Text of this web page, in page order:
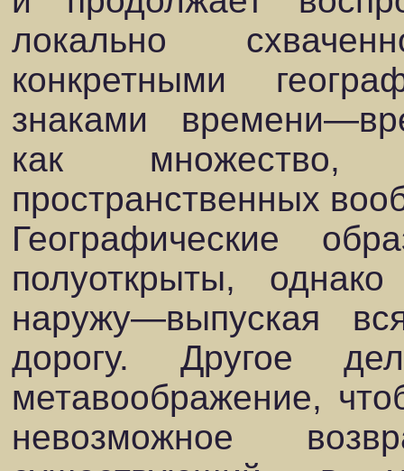
локально
конкретными
знаками
как
пространственных
Географические
полуоткрыты,
наружу—выпуская
дорогу. Другое
метавоображение,
невозможное